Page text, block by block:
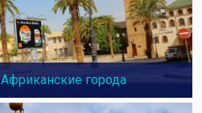
Африканские города